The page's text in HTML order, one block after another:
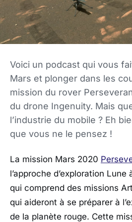
Voici un podcast qui vous
Mars et plonger dans les
mission du rover
du drone Ingenuity. Mais
l’industrie du mobile ? Eh
que vous ne le pensez !
La mission Mars 2020
l’approche d’exploration Lune
qui comprend des missions
qui aideront à se préparer à
de la planète rouge. Cette